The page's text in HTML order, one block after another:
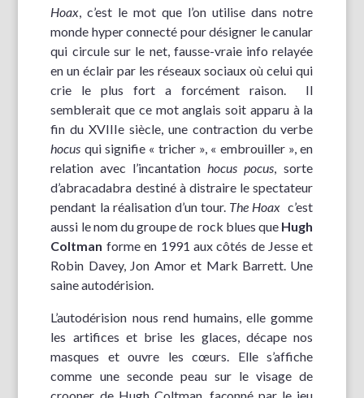
Hoax, c’est le mot que l’on utilise dans notre
monde hyper connecté pour désigner le canular
qui circule sur le net, fausse-vraie info relayée
en un éclair par les réseaux sociaux où celui qui
crie le plus fort a forcément raison. Il
semblerait que ce mot anglais soit apparu à la
fin du XVIIIe siècle, une contraction du verbe
hocus qui signifie « tricher », « embrouiller », en
relation avec l’incantationhocus pocus, sorte
d’abracadabra destiné à distraire le spectateur
pendant la réalisation d’un tour. The Hoax c’est
aussi le nom du groupe de rock blues que Hugh
Coltman forme en 1991 aux côtés de Jesse et
Robin Davey, Jon Amor et Mark Barrett. Une
saine autodérision.
L’autodérision nous rend humains, elle gomme
les artifices et brise les glaces, décape nos
masques et ouvre les cœurs. Elle s’affiche
comme une seconde peau sur le visage de